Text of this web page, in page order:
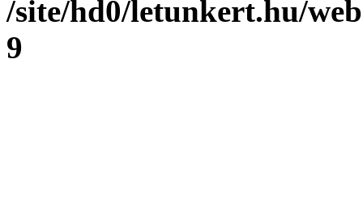
/site/hd0/letunkert.hu/
9